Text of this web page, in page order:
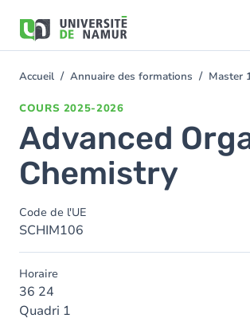
contenu
You
Accueil Annuaire des formations Master
COURS 2025-2026
Advanced
Chemistry
Code de l'UE
SCHIM106
Horaire
36 24
Quadri 1